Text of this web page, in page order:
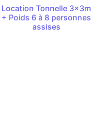
Location Tonnelle 3x3m
+ Poids 6 à 8 personnes
assises